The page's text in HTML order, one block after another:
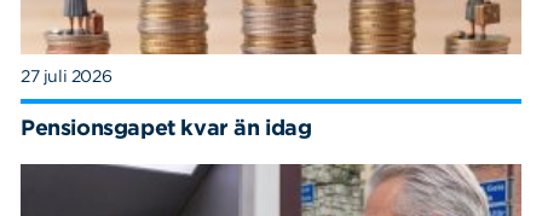
27 juli 2026
Pensionsgapet kvar än idag